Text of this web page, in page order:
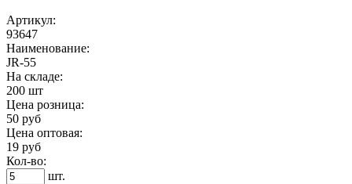
Артикул:
93647
Наименование:
JR-55
На складе:
200 шт
Цена розница:
50 руб
Цена оптовая:
19 руб
Кол-во:
шт.